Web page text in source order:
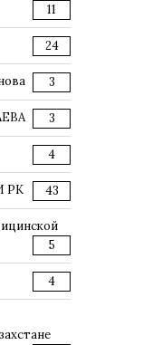
11
24
3
3
4
РК 43
5
4